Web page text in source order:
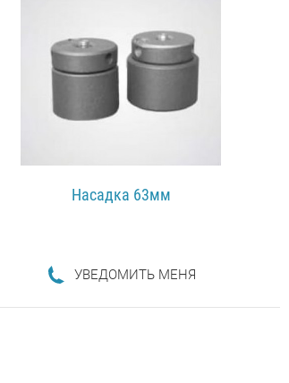
Насадка 63мм
УВЕДОМИТЬ МЕНЯ